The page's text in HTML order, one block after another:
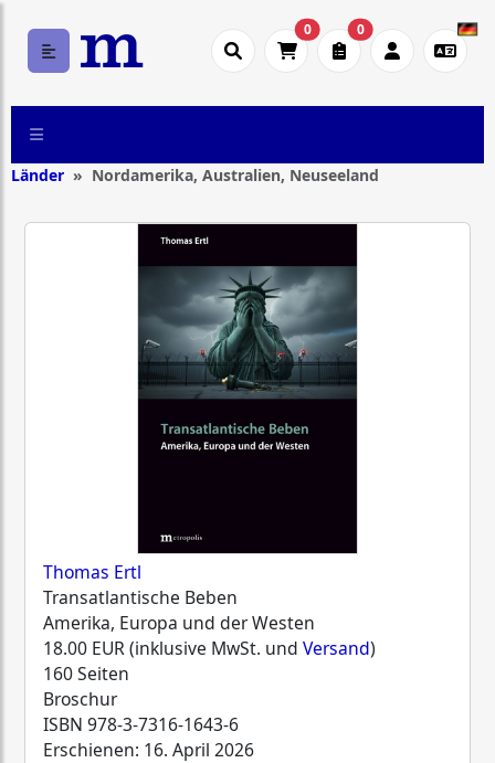
0 0
Länder Nordamerika, Australien, Neuseeland
Thomas Ertl
Transatlantische Beben
Amerika, Europa und der Westen
18.00 EUR (inklusive MwSt. und Versand)
160 Seiten
Broschur
ISBN 978-3-7316-1643-6
Erschienen: 16. April 2026